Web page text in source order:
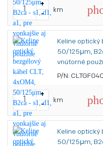
+
-
km
Keline optický
50/125μm,
vnútorné
P/N:
+
-
km
Keline optický
50/125μm,